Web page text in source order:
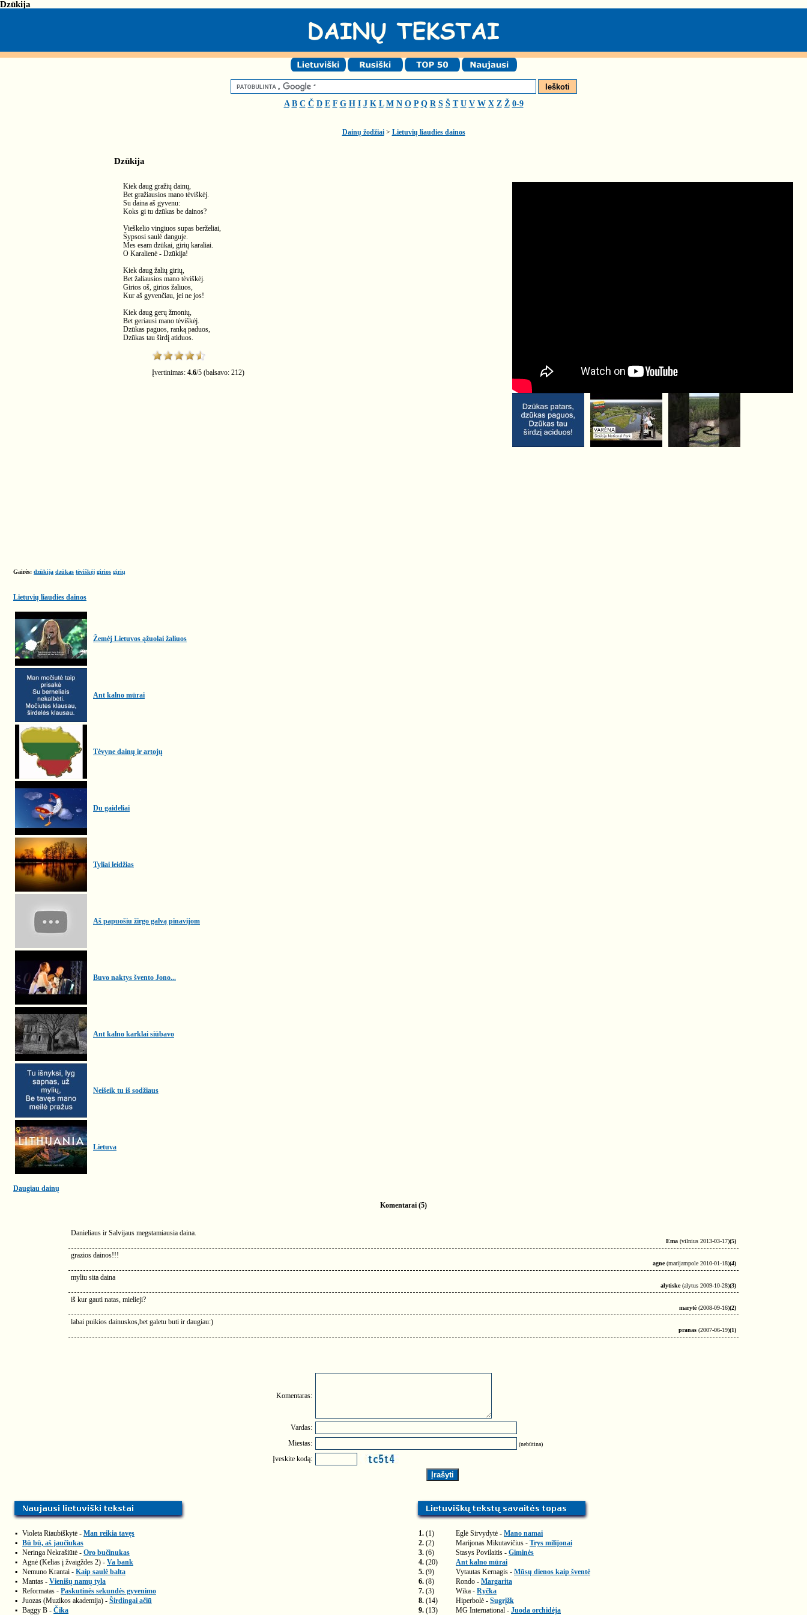
Dzūkija
A B C Č D E F G H I J K L M N O P Q R S Š T U V W X Z Ž 0-9
Dainų žodžiai> Lietuvių liaudies dainos
Dzūkija
Kiek daug gražių dainų,
Bet gražiausios mano tėviškėj.
Su daina aš gyvenu:
Koks gi tu dzūkas be dainos?
Vieškelio vingiuos supas berželiai,
Šypsosi saulė danguje.
Mes esam dzūkai, girių karaliai.
O Karalienė - Dzūkija!
Kiek daug žalių girių,
Bet žaliausios mano tėviškėj.
Girios oš, girios žaliuos,
Kur aš gyvenčiau, jei ne jos!
Kiek daug gerų žmonių,
Bet geriausi mano tėviškėj.
Dzūkas paguos, ranką paduos,
Dzūkas tau širdį atiduos.
Įvertinimas: 4.6/5 (balsavo: 212)
Gairės: dzūkija dzūkas tėviškėj girios girių
Lietuvių liaudies dainos
Žemėj Lietuvos ąžuolai žaliuos
Ant kalno mūrai
Tėvyne dainų ir artojų
Du gaideliai
Tyliai leidžias
Aš papuošiu žirgo galvą pinavijom
Buvo naktys švento Jono...
Ant kalno karklai siūbavo
Neišeik tu iš sodžiaus
Lietuva
Daugiau dainų
Komentarai (5)
Danieliaus ir Salvijaus megstamiausia daina.
Ema (vilnius 2013-03-17)(5)
grazios dainos!!!
agne(marijampole 2010-01-18)(4)
myliu sita daina
alytiske(alytus 2009-10-28)(3)
iš kur gauti natas, mielieji?
marytė(2008-09-16)(2)
labai puikios dainuskos,bet galetu buti ir daugiau:)
pranas (2007-06-19)(1)
Komentaras:
Vardas:
Miestas:
(nebūtina)
Įveskite kodą:
▪ Violeta Riaubiškytė - Man reikia tavęs
▪ Bū bū, aš jaučiukas
▪ Neringa Nekrašiūtė - Oro bučinukas
▪ Agnė (Kelias į žvaigždes 2) - Va bank
▪ Nemuno Krantai - Kaip saulė balta
▪ Mantas - Vienišų namų tyla
▪ Reformatas - Paskutinės sekundės gyvenimo
▪ Juozas (Muzikos akademija) - Širdingai ačiū
▪ Baggy B - Čika
1. (1) Eglė Sirvydytė - Mano namai
2. (2) Marijonas Mikutavičius - Trys milijonai
3. (6) Stasys Povilaitis - Giminės
4. (20)
Ant kalno mūrai
5. (9) Vytautas Kernagis - Mūsų dienos kaip šventė
6. (8) Rondo - Margarita
7. (3) Wika - Ryčka
8. (14) Hiperbolė - Sugrįžk
9. (13) MG International - Juoda orchidėja